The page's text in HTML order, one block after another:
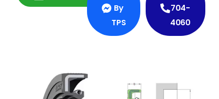
By
TPS
704-
4060